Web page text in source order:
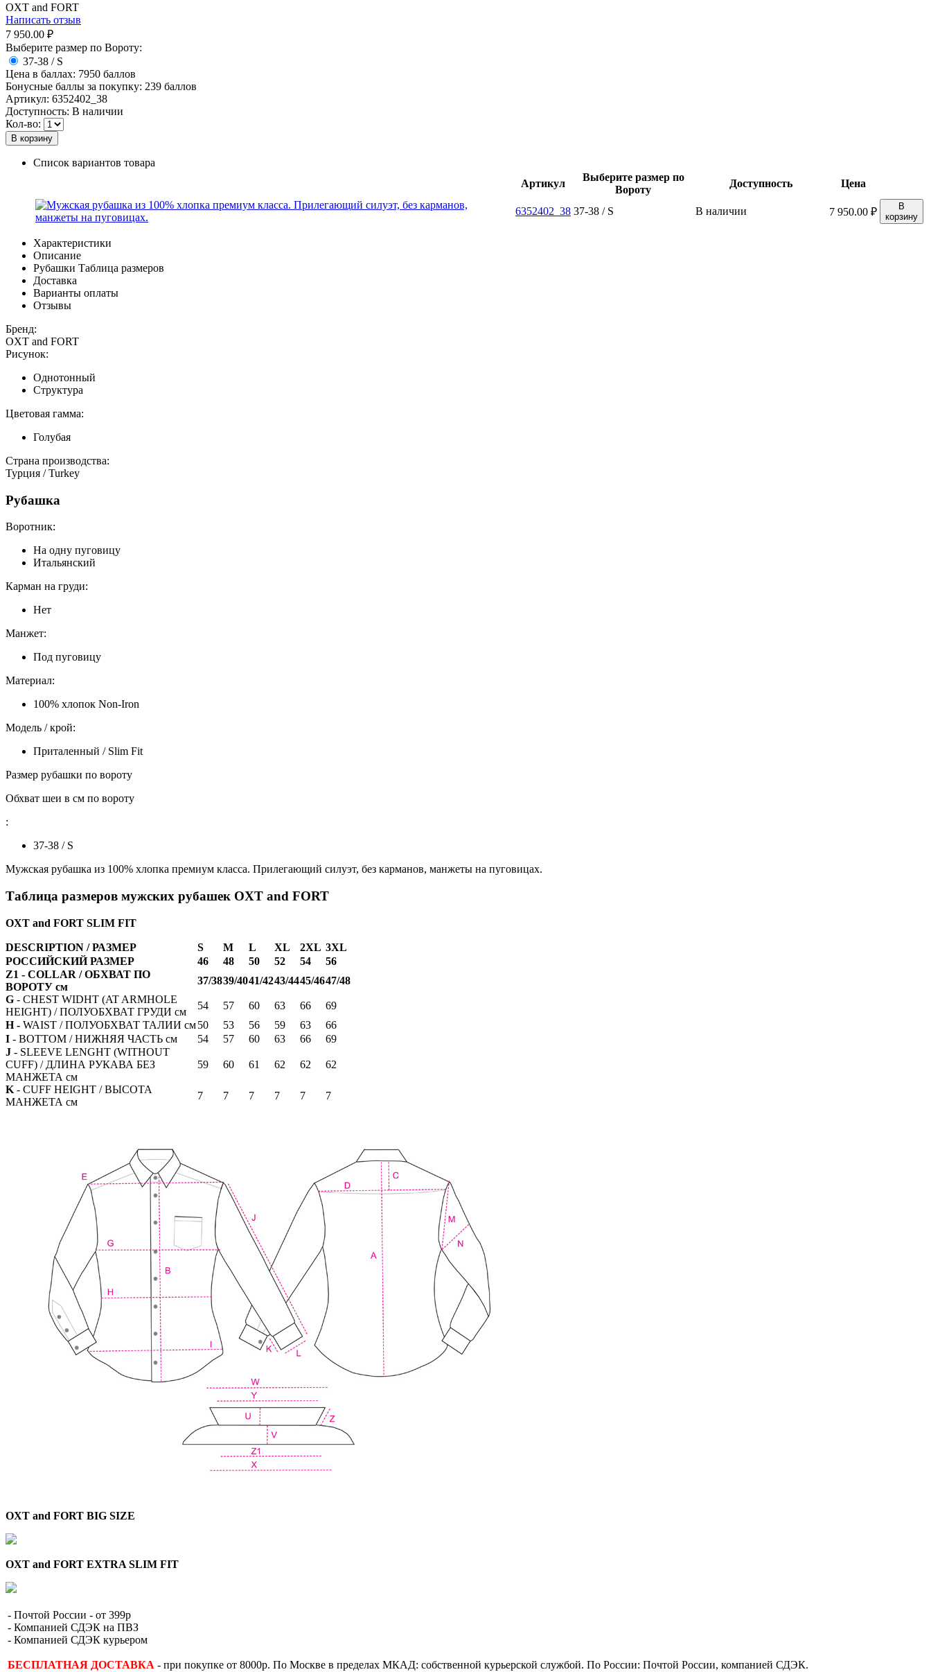
OXT and FORT
Написать отзыв
7 950.00 ₽
Выберите размер по Вороту:
37-38 / S
Цена в баллах: 7950 баллов
Бонусные баллы за покупку: 239 баллов
Артикул: 6352402_38
Доступность: В наличии
Кол-во:
В корзину
Список вариантов товара
Артикул
Выберите размер по
Вороту
Доступность Цена
6352402_38 37-38 / S В наличии 7 950.00 ₽
В
корзину
Характеристики
Описание
Рубашки Таблица размеров
Доставка
Варианты оплаты
Отзывы
Бренд:
OXT and FORT
Рисунок:
Однотонный
Структура
Цветовая гамма:
Голубая
Страна производства:
Турция / Turkey
Рубашка
Воротник:
На одну пуговицу
Итальянский
Карман на груди:
Нет
Манжет:
Под пуговицу
Материал:
100% хлопок Non-Iron
Модель / крой:
Приталенный / Slim Fit
Размер рубашки по вороту
Обхват шеи в см по вороту
:
37-38 / S
Мужская рубашка из 100% хлопка премиум класса. Прилегающий силуэт, без карманов, манжеты на пуговицах.
Таблица размеров мужских рубашек OXT and FORT
OXT and FORT SLIM FIT
DESCRIPTION / РАЗМЕР S M L XL 2XL 3XL
РОССИЙСКИЙ РАЗМЕР
46 48 50 52 54
56
Z1 - COLLAR / ОБХВАТ ПО
ВОРОТУ см
37/3839/4041/4243/4445/4647/48
G - CHEST WIDHT (AT ARMHOLE
HEIGHT) / ПОЛУОБХВАТ ГРУДИ см
54 57 60 63 66
69
H - WAIST / ПОЛУОБХВАТ ТАЛИИ см50 53 56 59 63
66
I - BOTTOM / НИЖНЯЯ ЧАСТЬ см 54 57 60 63 66
69
J - SLEEVE LENGHT (WITHOUT
CUFF) / ДЛИНА РУКАВА БЕЗ
МАНЖЕТА см
59 60 61 62 62 62
K - CUFF HEIGHT / ВЫСОТА
МАНЖЕТА см
7 7 7 7 7 7
OXT and FORT BIG SIZE
OXT and FORT EXTRA SLIM FIT
- Почтой России - от 399р
- Компанией СДЭК на ПВЗ
- Компанией СДЭК курьером
БЕСПЛАТНАЯ ДОСТАВКА - при покупке от 8000р. По Москве в пределах МКАД: собственной курьерской службой. По России: Почтой России, компанией СДЭК.